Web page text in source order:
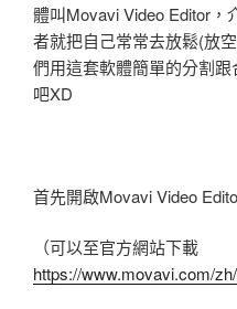
體叫Movavi Video Editor，
者就把自己常常去放鬆(放
們用這套軟體簡單的分割
吧XD
首先開啟Movavi Video
（可以至官方網站下載
https://www.movavi.com/